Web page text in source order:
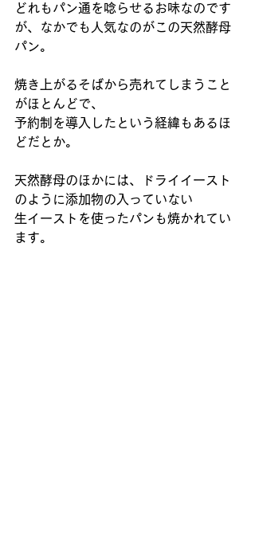
どれもパン通を唸らせるお味なのです
が、なかでも人気なのがこの天然酵母
パン。
焼き上がるそばから売れてしまうこと
がほとんどで、
予約制を導入したという経緯もあるほ
どだとか。
天然酵母のほかには、ドライイースト
のように添加物の入っていない
生イーストを使ったパンも焼かれてい
ます。